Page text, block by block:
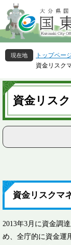
ー
ジ
の
先
頭
す
。
ニ
ュ
ー
を
飛
し
て
トップペー
資金リスク
本
文
資金リス
資金リスクマ
2013年3月に資金調
め、全庁的に資金運